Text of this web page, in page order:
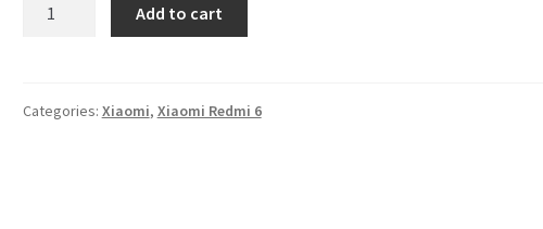
quantity
Add to cart
Categories: Xiaomi, Xiaomi Redmi 6